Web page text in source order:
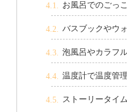
お風呂でのごっ
バスブックやウ
泡風呂やカラフ
温度計で温度管理
ストーリータイム